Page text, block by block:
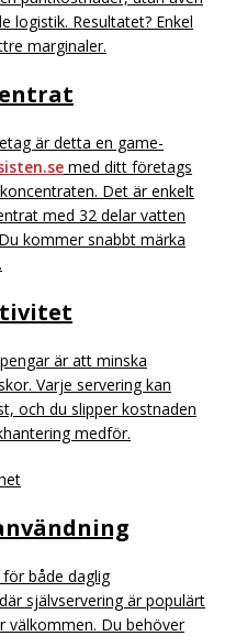
logistik. Resultatet? Enkel
marginaler.
är detta en game-
med ditt företags
Det är enkelt
med 32 delar vatten
kommer snabbt märka
är att minska
Varje servering kan
och du slipper kostnaden
medför.
både daglig
självservering är populärt
välkommen. Du behöver